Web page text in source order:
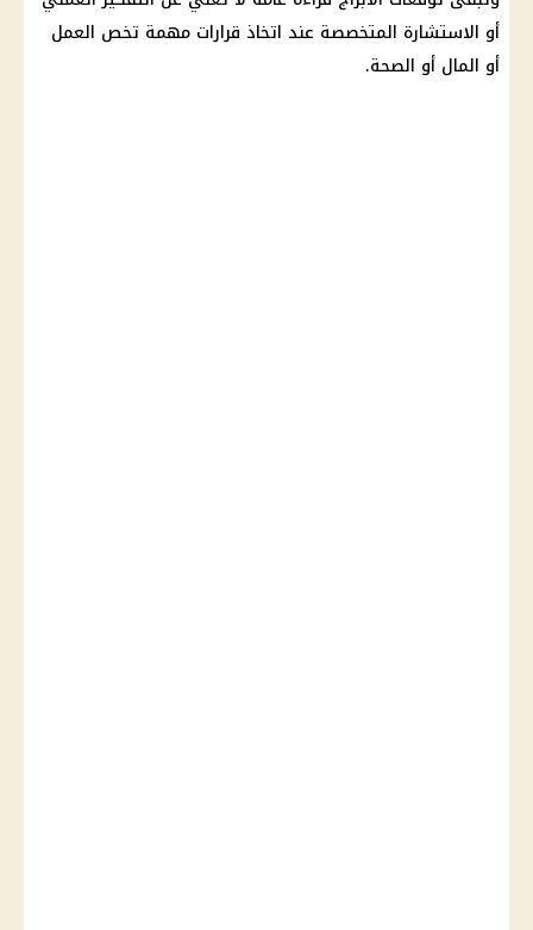
أو الاستشارة المتخصصة عند اتخاذ قرارات مهمة تخص العمل
أو المال أو الصحة.